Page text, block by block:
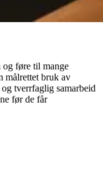
og føre til mange
målrettet bruk av
tverrfaglig samarbeid
før de får